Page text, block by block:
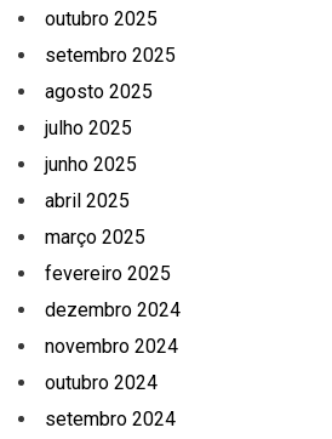
outubro 2025
setembro 2025
agosto 2025
julho 2025
junho 2025
abril 2025
março 2025
fevereiro 2025
dezembro 2024
novembro 2024
outubro 2024
setembro 2024